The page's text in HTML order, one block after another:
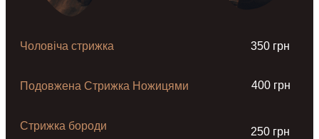
Чоловіча стрижка 350 грн
Подовжена Стрижка Ножицями 400 грн
Стрижка бороди 250 грн